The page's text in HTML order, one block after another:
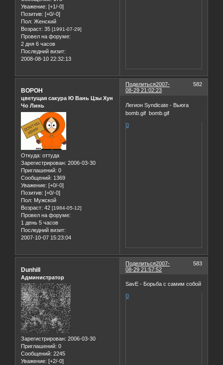
Уважение: [+1/-0]
Позитив: [+0/-0]
Пол: Женский
Возраст: 35 [1991-07-29]
Провел на форуме:
2 дня 6 часов
Последний визит:
2008-08-10 22:32:13
Поделиться 582
2007-
08-29 21:02:23
BOPOH
цветущая сакура Ю Вань Цзы Хун
Чо Линь
Откуда: оттуда
Зарегистрирован: 2006-03-30
Приглашений: 0
Сообщений: 1369
Уважение: [+0/-0]
Позитив: [+0/-0]
Пол: Мужской
Возраст: 42 [1984-05-12]
Провел на форуме:
1 день 5 часов
Последний визит:
2007-10-07 15:23:04
Легион Syndicate - Вьюга
bomb.gif bomb.gif
0
Поделиться 583
2007-
08-29 21:57:52
Dunhill
Администратор
Зарегистрирован: 2006-03-30
Приглашений: 0
Сообщений: 2245
Уважение: [+2/-0]
SavE - Борьба с самим собой
0